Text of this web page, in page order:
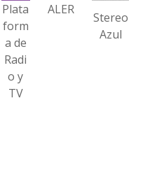
Plata
form
a de
Radi
o y
TV
ALER
Stereo
Azul